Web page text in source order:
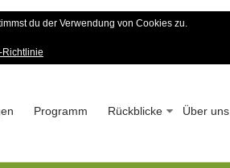
Programm Rückblicke Über uns
du der Verwendung von Cookies zu.
Richtlinie